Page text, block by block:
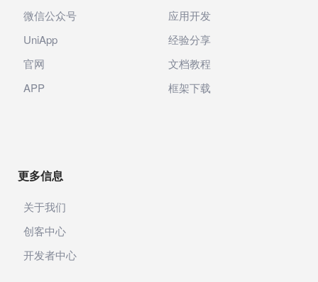
微信公众号
UniApp
官网
APP
应用开发
经验分享
文档教程
框架下载
更多信息
关于我们
创客中心
开发者中心